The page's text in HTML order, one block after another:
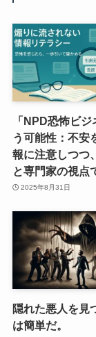
「NPD恐怖ビ
う可能性：不安
報に注意しつつ
と専門家の視点
2025年8月31日
隠れた悪人を見
は簡単だ。